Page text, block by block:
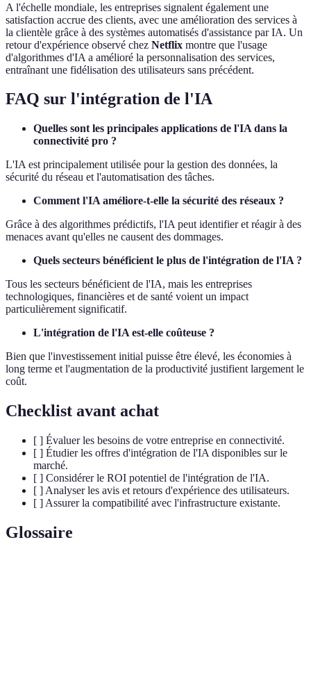
A l'échelle mondiale, les entreprises signalent également une
satisfaction accrue des clients, avec une amélioration des services à
la clientèle grâce à des systèmes automatisés d'assistance par IA. Un
retour d'expérience observé chez Netflix montre que l'usage
d'algorithmes d'IA a amélioré la personnalisation des services,
entraînant une fidélisation des utilisateurs sans précédent.
FAQ sur l'intégration de l'IA
Quelles sont les principales applications de l'IA dans la
connectivité pro ?
L'IA est principalement utilisée pour la gestion des données, la
sécurité du réseau et l'automatisation des tâches.
Comment l'IA améliore-t-elle la sécurité des réseaux ?
Grâce à des algorithmes prédictifs, l'IA peut identifier et réagir à des
menaces avant qu'elles ne causent des dommages.
Quels secteurs bénéficient le plus de l'intégration de l'IA ?
Tous les secteurs bénéficient de l'IA, mais les entreprises
technologiques, financières et de santé voient un impact
particulièrement significatif.
L'intégration de l'IA est-elle coûteuse ?
Bien que l'investissement initial puisse être élevé, les économies à
long terme et l'augmentation de la productivité justifient largement le
coût.
Checklist avant achat
[ ] Évaluer les besoins de votre entreprise en connectivité.
[ ] Étudier les offres d'intégration de l'IA disponibles sur le
marché.
[ ] Considérer le ROI potentiel de l'intégration de l'IA.
[ ] Analyser les avis et retours d'expérience des utilisateurs.
[ ] Assurer la compatibilité avec l'infrastructure existante.
Glossaire